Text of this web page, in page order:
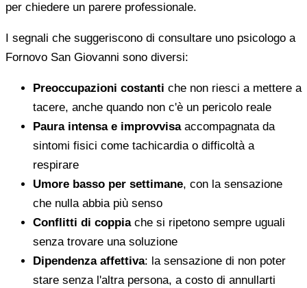
per chiedere un parere professionale.
I segnali che suggeriscono di consultare uno psicologo a
Fornovo San Giovanni sono diversi:
Preoccupazioni costanti che non riesci a mettere a
tacere, anche quando non c'è un pericolo reale
Paura intensa e improvvisaaccompagnata da
sintomi fisici come tachicardia o difficoltà a
respirare
Umore basso per settimane, con la sensazione
che nulla abbia più senso
Conflitti di coppiache si ripetono sempre uguali
senza trovare una soluzione
Dipendenza affettiva: la sensazione di non poter
stare senza l'altra persona, a costo di annullarti